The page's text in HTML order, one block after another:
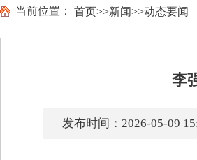
当前位置： 首页>>新闻>>动态要闻
李
发布时间：2026-05-09